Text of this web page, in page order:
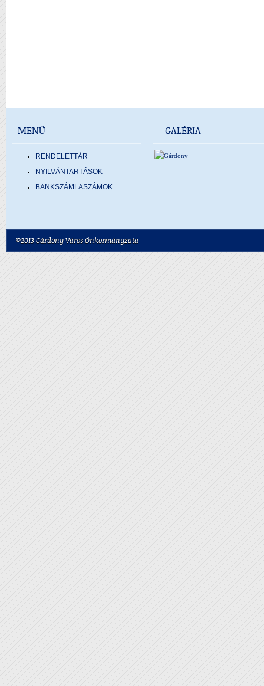
MENÜ
RENDELETTÁR
NYILVÁNTARTÁSOK
BANKSZÁMLASZÁMOK
GALÉRIA
©2013 Gárdony Város Önkormányzata